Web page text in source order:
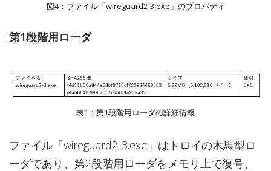
図4：ファイル「wireguard2-3.exe」のプロパティ
第1段階用ローダ
表1：第1段階用ローダの詳細情報
ファイル「wireguard2-3.exe」はトロイの木馬型ロ
ーダであり、第2段階用ローダをメモリ上で復号、